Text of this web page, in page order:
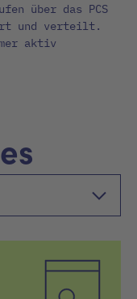
über das PCS
und verteilt.
aktiv